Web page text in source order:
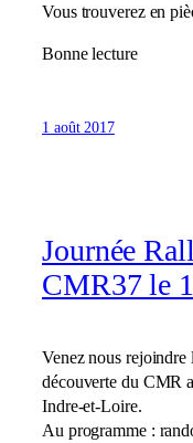
Vous trouverez en
Bonne lecture
1 août 2017
Journée
CMR37 le
Venez nous
découverte du CMR
Indre-et-Loire.
Au programme :